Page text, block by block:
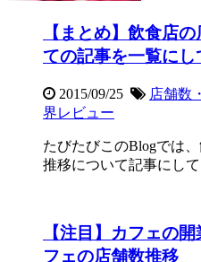
【まとめ】飲食店
ての記事を一覧にし
2015/09/25 店舗数
界レビュー
たびたびこのBlogでは
推移について記事にし
【注目】カフェの
フェの店舗数推移